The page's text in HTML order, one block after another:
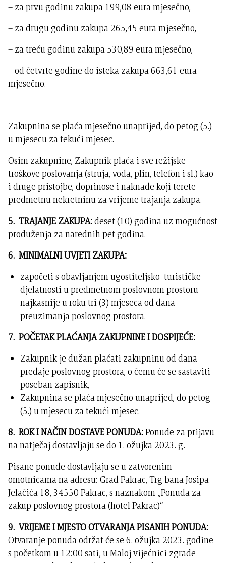
– za prvu godinu zakupa 199,08 eura mjesečno,
– za drugu godinu zakupa 265,45 eura mjesečno,
– za treću godinu zakupa 530,89 eura mjesečno,
– od četvrte godine do isteka zakupa 663,61 eura
mjesečno.
Zakupnina se plaća mjesečno unaprijed, do petog (5.)
u mjesecu za tekući mjesec.
Osim zakupnine, Zakupnik plaća i sve režijske
troškove poslovanja (struja, voda, plin, telefon i sl.) kao
i druge pristojbe, doprinose i naknade koji terete
predmetnu nekretninu za vrijeme trajanja zakupa.
5. TRAJANJE ZAKUPA:deset (10) godina uz mogućnost
produženja za narednih pet godina.
6. MINIMALNI UVJETI ZAKUPA:
započeti s obavljanjem ugostiteljsko-turističke
djelatnosti u predmetnom poslovnom prostoru
najkasnije u roku tri (3) mjeseca od dana
preuzimanja poslovnog prostora.
7. POČETAK PLAĆANJA ZAKUPNINE I DOSPIJEĆE:
Zakupnik je dužan plaćati zakupninu od dana
predaje poslovnog prostora, o čemu će se sastaviti
poseban zapisnik,
Zakupnina se plaća mjesečno unaprijed, do petog
(5.) u mjesecu za tekući mjesec.
8. ROK I NAČIN DOSTAVE PONUDA:Ponude za prijavu
na natječaj dostavljaju se do 1. ožujka 2023. g.
Pisane ponude dostavljaju se u zatvorenim
omotnicama na adresu: Grad Pakrac, Trg bana Josipa
Jelačića 18, 34550 Pakrac, s naznakom „Ponuda za
zakup poslovnog prostora (hotel Pakrac)“
9. VRIJEME I MJESTO OTVARANJA PISANIH PONUDA:
Otvaranje ponuda održat će se 6. ožujka 2023. godine
s početkom u 12:00 sati, u Maloj vijećnici zgrade